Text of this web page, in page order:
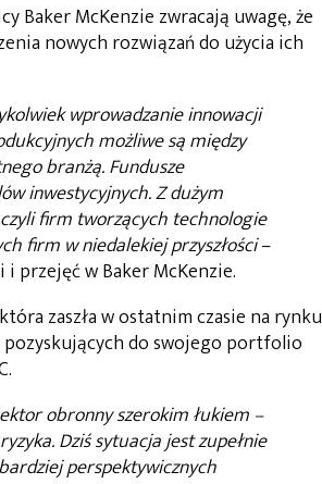
Baker McKenzie zwracają uwagę, że
nowych rozwiązań do użycia ich
wprowadzanie innowacji
możliwe są między
branżą. Fundusze
inwestycyjnych. Z dużym
firm tworzących technologie
firm w niedalekiej przyszłości–
przejęć w Baker McKenzie.
zaszła w ostatnim czasie na rynku
do swojego portfolio
obronny szerokim łukiem –
Dziś sytuacja jest zupełnie
perspektywicznych